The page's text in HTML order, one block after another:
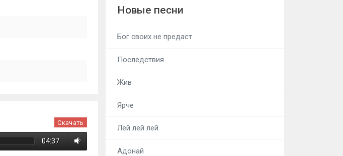
Скачать
04:37
Новые песни
Бог своих не предаст
Последствия
Жив
Ярче
Лей лей лей
Адонай